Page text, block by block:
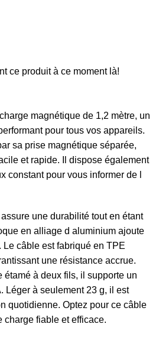
ce produit à ce moment là!
magnétique de 1,2 mètre, un
pour tous vos appareils.
sa prise magnétique séparée,
et rapide. Il dispose également
constant pour vous informer de l
une durabilité tout en étant
en alliage d aluminium ajoute
câble est fabriqué en TPE
une résistance accrue.
à deux fils, il supporte un
Léger à seulement 23 g, il est
quotidienne. Optez pour ce câble
charge fiable et efficace.